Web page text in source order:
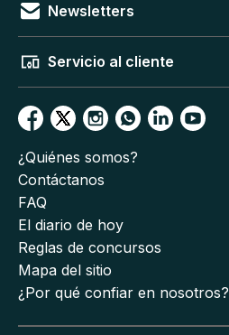
Newsletters
Servicio al cliente
¿Quiénes somos?
Contáctanos
FAQ
El diario de hoy
Reglas de concursos
Mapa del sitio
¿Por qué confiar en nosotros?